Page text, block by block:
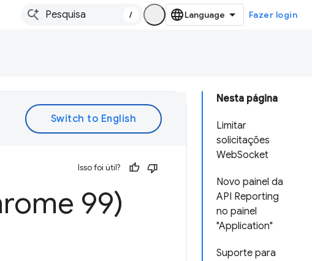
/ Fazer login
Nesta página
Limitar
solicitações
WebSocket
Novo painel da
API Reporting
no painel
"Application"
Suporte para
Isso foi útil?
99)